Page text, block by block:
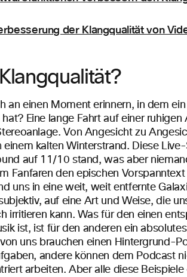
der Klangqualität von
an einen Moment erinnern, in dem
hat? Eine lange Fahrt auf einer
Von Angesicht zu
einem kalten Winterstrand. Diese
auf 11/10 stand, was aber
Fanfaren den epischen
uns in eine weit, weit entfernte
auf eine Art und Weise, die
irritieren kann. Was für den einen
ist, ist für den anderen ein
von uns brauchen einen Hintergrund-
andere können dem Podcast
arbeiten. Aber alle diese Beispiele